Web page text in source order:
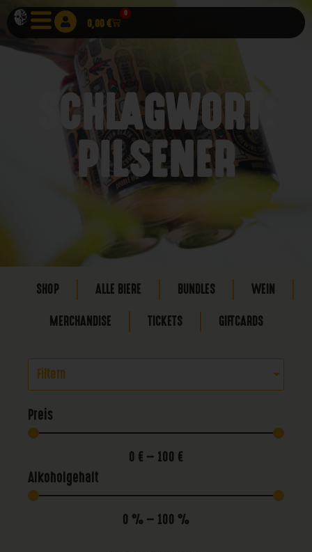
0,00€
0
SCHLAGWORT:
PILSENER
SHOP ALLE BIERE BUNDLES WEIN
MERCHANDISE TICKETS GIFTCARDS
Filtern
Preis
0 € — 100 €
Alkoholgehalt
0 % — 100 %